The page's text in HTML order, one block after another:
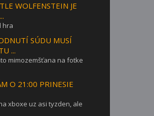
WOLFENSTEIN JE
hra
SÚDU MUSÍ
...
mimozemšťana na fotke
O 21:00 PRINESIE
xboxe uz asi tyzden, ale